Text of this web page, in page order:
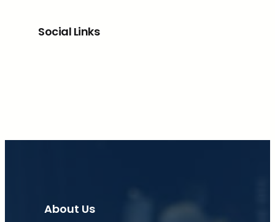
Social Links
About Us